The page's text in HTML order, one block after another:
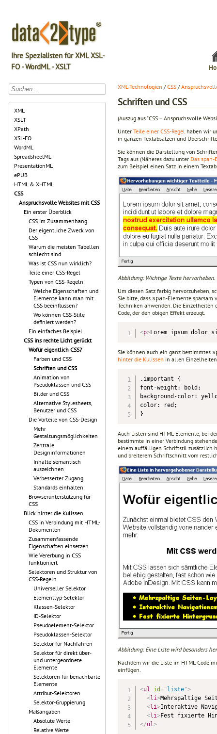
Ihre Spezialisten für XML XSL-
FO - WordML - XSLT
XML
XSLT
XPath
XSL-FO
WordML
SpreadsheetML
PresentationML
ePUB
HTML & XHTML
CSS
Anspruchsvolle Websites mit CSS
Ein erster Überblick
CSS im Zusammenhang
Der eigentliche Zweck von
CSS
Warum die meisten Tabellen
schlecht sind
Was ist CSS nun wirklich?
Teile einer CSS-Regel
Typen von CSS-Regeln
Welche Eigenschaften und
Elemente kann man mit
CSS beeinflussen?
Wo können CSS-Stile
definiert werden?
Ein einfaches Beispiel
CSS ins rechte Licht gerückt
Wofür eigentlich CSS?
Farben und CSS
Schriften und CSS
Animation von
Pseudoklassen und CSS
Bilder und CSS
Alternative Stylesheets,
Benutzer und CSS
Die Vorteile von CSS-Design
Mehr
Gestaltungsmöglichkeiten
Zentrale
Designinformationen
Inhalte semantisch
auszeichnen
Verbesserter Zugang
Standards einhalten
Browserunterstützung für
CSS
Blick hinter die Kulissen
CSS in Verbindung mit HTML-
Dokumenten
Zusammenfassende
Eigenschaften einsetzen
Wie Vererbung in CSS
funktioniert
Selektoren und Struktur von
CSS-Regeln
Universeller Selektor
Elementtyp-Selektor
Klassen-Selektor
ID-Selektor
Pseudoelement-Selektor
Pseudoklassen-Selektor
Selektor für Nachfahren
Selektor für direkt über-
und untergeordnete
Elemente
Selektoren für benachbarte
Elemente
Attribut-Selektoren
Selektor-Gruppierung
Maßangaben
Absolute Werte
Relative Werte
XML-Technologien /CSS /
Schriften und CSS
(Auszug aus "CSS − Anspruchsvolle
Unter Teile einer CSS-Regel haben wir
in ganzen Textabsätzen und
Sie können die Darstellung von
Tags aus (Näheres dazu unter Das span-
zum Beispiel einen Satz in einem
Abbildung: Wichtige Texte hervorheben.
Um diesen Satz farbig hervorzuheben,
Sie bitte, dass span-Elemente sparsam
Techniken anwenden. Die Einzelheiten
Code, der den obigen Effekt erzeugt.
<p>Lorem ipsum dolor
Sie können auch ein ganz bestimmtes
hinter die Kulissen in allen
.important {
font-weight: bold;
background-color:
color: red;
}
Auch Listen sind HTML-Elemente, bei
bestimmte in einer Verbindung
einem auffälligen Schriftstil zusätzlich
und breiterem Schriftschnitt vom
Abbildung: Eine Liste wird besonders
Nachdem wir die Liste im HTML-Code
einfügen.
<ul id=" liste">
<li>Mehrspaltige
<li>Interaktive
<li>Fest fixierte
</ul>